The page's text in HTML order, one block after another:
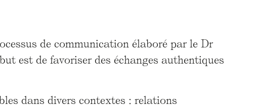
de communication élaboré par le Dr
est de favoriser des échanges authentiques
dans divers contextes : relations